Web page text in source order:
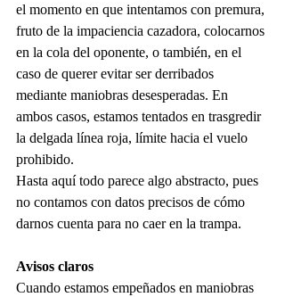
el momento en que intentamos con premura,
fruto de la impaciencia cazadora, colocarnos
en la cola del oponente, o también, en el
caso de querer evitar ser derribados
mediante maniobras desesperadas. En
ambos casos, estamos tentados en trasgredir
la delgada línea roja, límite hacia el vuelo
prohibido.
Hasta aquí todo parece algo abstracto, pues
no contamos con datos precisos de cómo
darnos cuenta para no caer en la trampa.
Avisos claros
Cuando estamos empeñados en maniobras